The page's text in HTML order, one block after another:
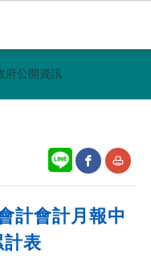
府公開資訊
網
友
計會計月報中
計表